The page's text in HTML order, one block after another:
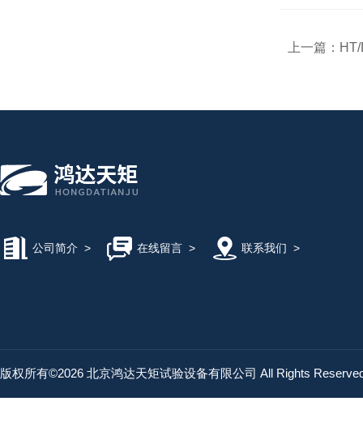
上一篇：
公司简介 > 在线留言> 联系我们 >
版权所有©2026 北京鸿达天矩试验设备有限公司 All Rights